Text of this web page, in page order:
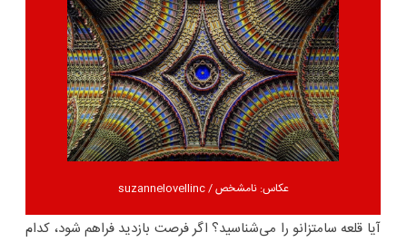
عکاس: نامشخص / suzannelovellinc
آیا قلعه سامتزانو را می‌شناسید؟ اگر فرصت بازدید فراهم شود، کدام